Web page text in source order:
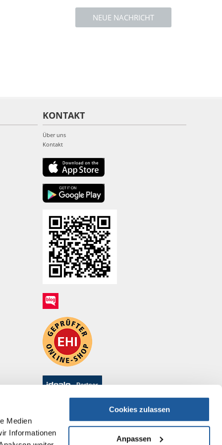
Medien
Informationen
Cookies zulassen
Anpassen
NEUE NACHRICHT
KONTAKT
Über uns
Kontakt